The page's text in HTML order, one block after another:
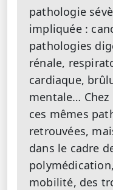
pathologie
impliquée :
pathologies
rénale,
cardiaque,
mentale… Chez
ces mêmes
retrouvées,
dans le cadre
mobilité, des